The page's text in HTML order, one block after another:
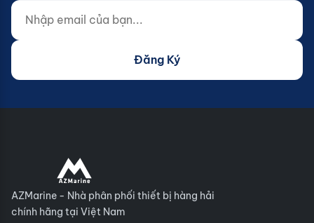
Nhập email của bạn...
Website (do not fill)
Đăng Ký
AZMarine - Nhà phân phối thiết bị hàng hải
chính hãng tại Việt Nam